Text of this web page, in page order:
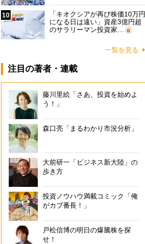
10
「キオクシアが再び株価10万円
になる日は遠い」資産3億円超
のサラリーマン投資家…
一覧を見る
注目の著者・連載
藤川里絵「さあ、投資を始めよ
う！」
森口亮「まるわかり市況分析」
大前研一「ビジネス新大陸」の
歩き方
投資ノウハウ満載コミック「俺
がカブ番長！」
戸松信博の明日の爆騰株を探
せ！